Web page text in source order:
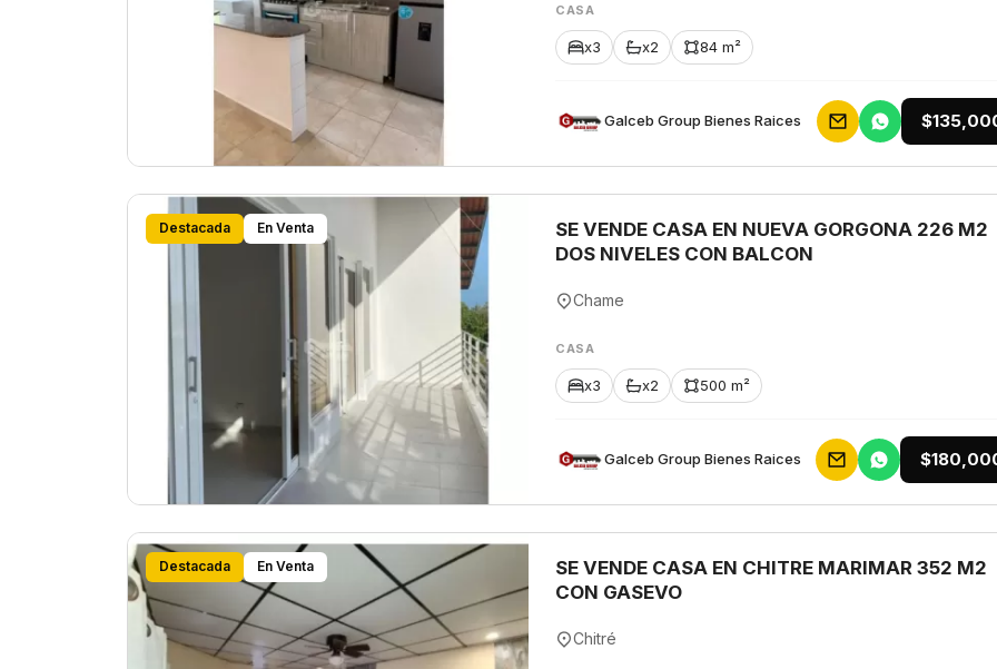
CASA
x3 x2 84 m²
Galceb Group Bienes Raices
Destacada En Venta
SE VENDE CASA EN NUEVA GORGONA 226 M2
DOS NIVELES CON BALCON
Chame
CASA
x3 x2 500 m²
Galceb Group Bienes Raices
Destacada En Venta
SE VENDE CASA EN CHITRE MARIMAR 352 M2
CON GASEVO
Chitré